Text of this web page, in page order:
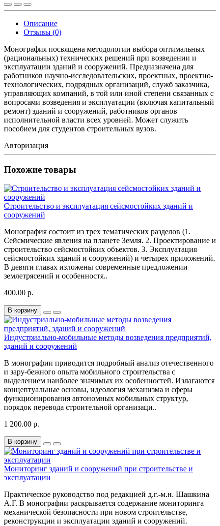
Описание
Отзывы (0)
Монография посвящена методологии выбора оптимальных
(рациональных) технических решений при возведении и
эксплуатации зданий и сооружений. Предназначена для
работников научно-исследовательских, проектных, проектно-
технологических, подрядных организаций, служб заказчика,
управляющих компаний, в той или иной степени связанных с
вопросами возведения и эксплуатации (включая капитальный
ремонт) зданий и сооружений, работников органов
исполнительной власти всех уровней. Может служить
пособием для студентов строительных вузов.
Авторизация
Похожие товары
Строительство и эксплуатация сейсмостойких зданий и
сооружений
Монография состоит из трех тематических разделов (1.
Сейсмические явления на планете Земля. 2. Проектирование и
строительство сейсмостойких объектов. 3. Эксплуатация
сейсмостойких зданий и сооружений) и четырех приложений.
В девяти главах изложены современные предложении
землетрясений и особенностя..
400.00 р.
В корзину
Индустриально-мобильные методы возведения предприятий,
зданий и сооружений
В монографии приводится подробный анализ отечественного
и зару-бежного опыта мобильного строительства с
выделением наиболее значимых их особенностей. Излагаются
концептуальные основы, идеология механизма и сферы
функционирования автономных мобильных структур,
порядок перевода строительной организаци..
1 200.00 р.
В корзину
Мониторинг зданий и сооружений при строительстве и
эксплуатации
Практическое руководство под редакцией д.г.-м.н. Шашкина
А.Г. В монографии раскрывается содержание мониторинга
механической безопасности при новом строительстве,
реконструкции и эксплуатации зданий и сооружений.